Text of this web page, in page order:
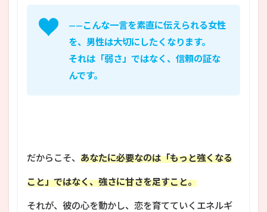
——こんな一言を素直に伝えられる女性
を、男性は大切にしたくなります。
それは「弱さ」ではなく、信頼の証な
んです。
だからこそ、 あなたに必要なのは「もっと強くなる
こと」ではなく、強さに甘さを足すこと。
それが、彼の心を動かし、恋を育てていくエネルギ